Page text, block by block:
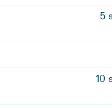
5
10